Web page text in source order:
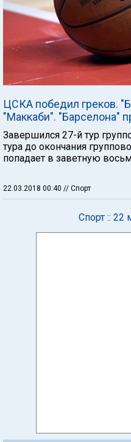
ЦСКА победил греков.
"Маккаби". "Барселона"
Завершился 27-й тур
тура до окончания
попадает в заветную
22.03.2018 00:40 // Спорт
Спорт :: 22